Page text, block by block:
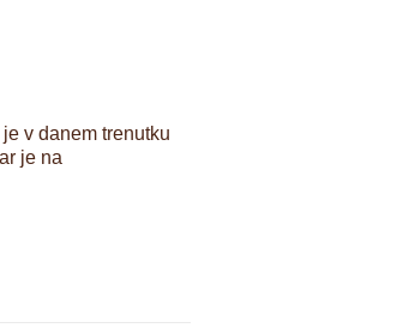
v danem trenutku
je na